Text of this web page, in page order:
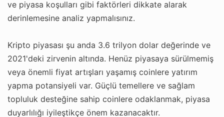
ve piyasa koşulları gibi faktörleri dikkate alarak
derinlemesine analiz yapmalısınız.
Kripto piyasası şu anda 3.6 trilyon dolar değerinde ve
2021'deki zirvenin altında. Henüz piyasaya sürülmemiş
veya önemli fiyat artışları yaşamış coinlere yatırım
yapma potansiyeli var. Güçlü temellere ve sağlam
topluluk desteğine sahip coinlere odaklanmak, piyasa
duyarlılığı iyileştikçe önem kazanacaktır.